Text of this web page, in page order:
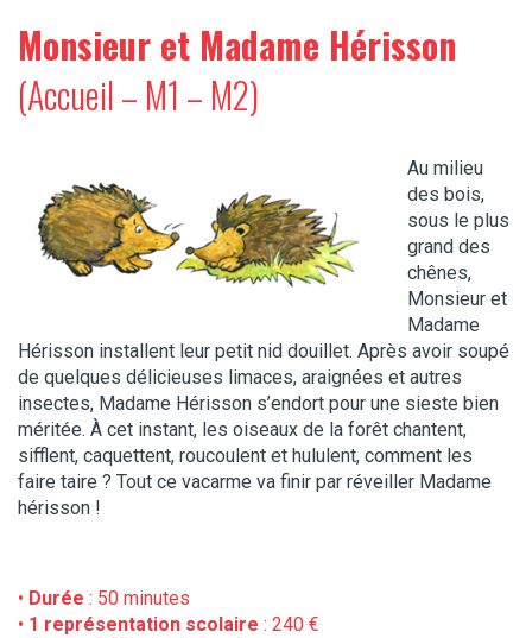
Monsieur et Madame Hérisson
(Accueil – M1 – M2)
Au milieu
des bois,
sous le plus
grand des
chênes,
Monsieur et
Madame
Hérisson installent leur petit nid douillet. Après avoir soupé
de quelques délicieuses limaces, araignées et autres
insectes, Madame Hérisson s’endort pour une sieste bien
méritée. À cet instant, les oiseaux de la forêt chantent,
sifflent, caquettent, roucoulent et hululent, comment les
faire taire ? Tout ce vacarme va finir par réveiller Madame
hérisson !
• Durée : 50 minutes
• 1 représentation scolaire : 240 €